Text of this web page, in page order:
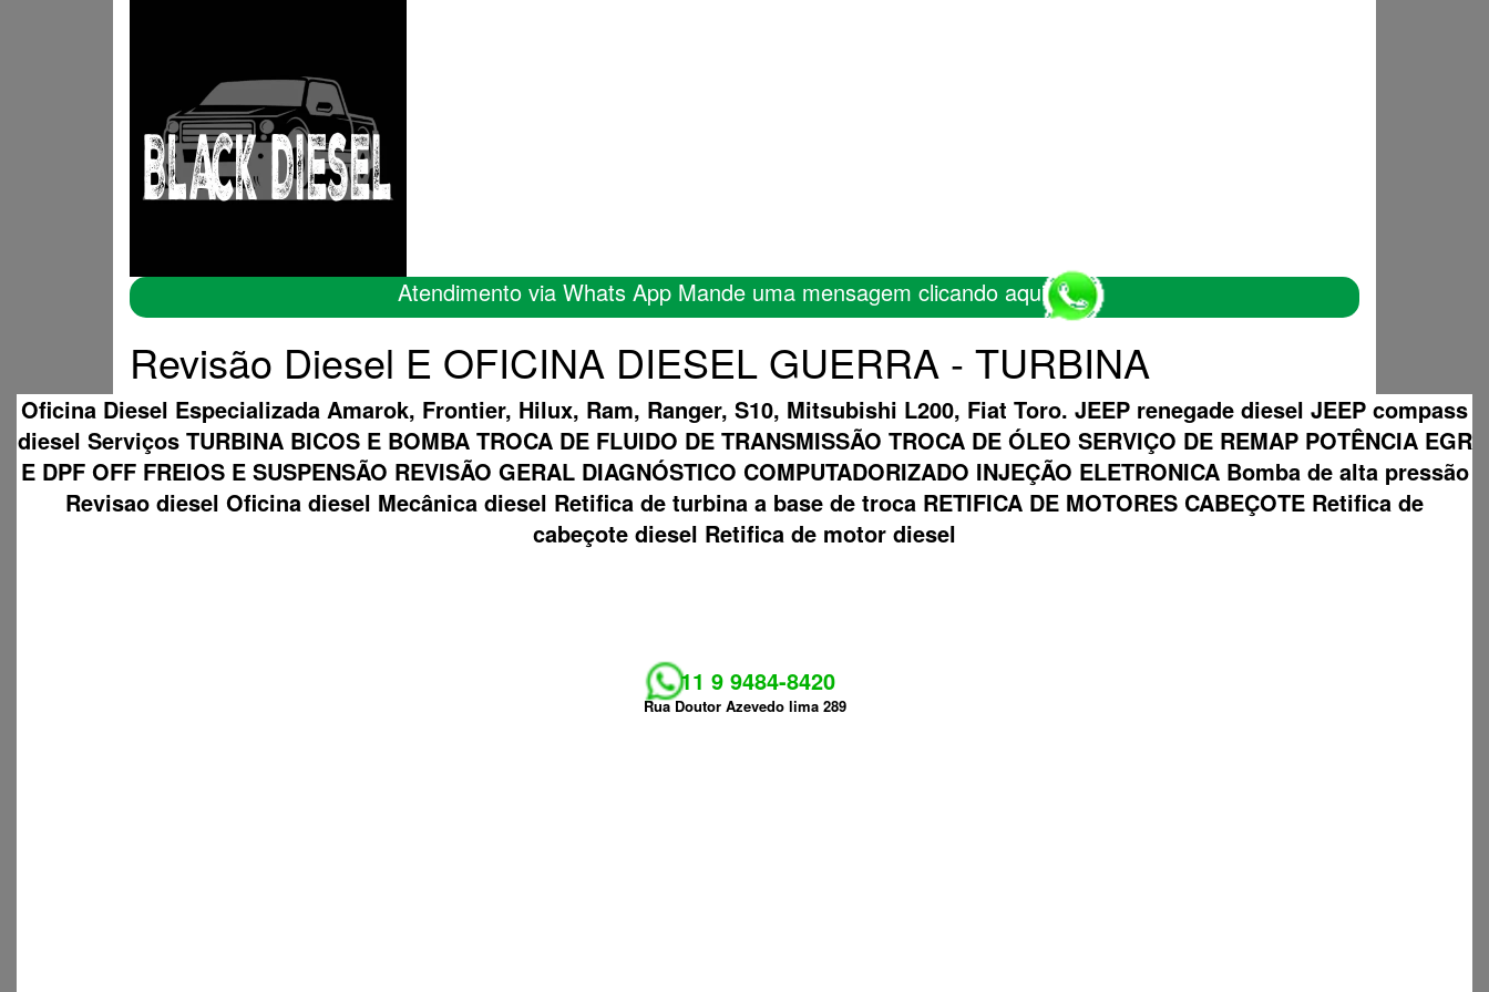
Atendimento via Whats App Mande uma mensagem clicando aqui
Revisão Diesel E OFICINA DIESEL GUERRA - TURBINA
Oficina Diesel Especializada Amarok, Frontier, Hilux, Ram, Ranger, S10, Mitsubishi L200, Fiat Toro. JEEP renegade diesel JEEP compass
diesel Serviços TURBINA BICOS E BOMBA TROCA DE FLUIDO DE TRANSMISSÃO TROCA DE ÓLEO SERVIÇO DE REMAP POTÊNCIA EGR
E DPF OFF FREIOS E SUSPENSÃO REVISÃO GERAL DIAGNÓSTICO COMPUTADORIZADO INJEÇÃO ELETRONICA Bomba de alta pressão
Revisao diesel Oficina diesel Mecânica diesel Retifica de turbina a base de troca RETIFICA DE MOTORES CABEÇOTE Retifica de
cabeçote diesel Retifica de motor diesel
11 9 9484-8420
Rua Doutor Azevedo lima 289